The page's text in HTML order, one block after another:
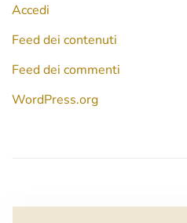
Accedi
Feed dei contenuti
Feed dei commenti
WordPress.org